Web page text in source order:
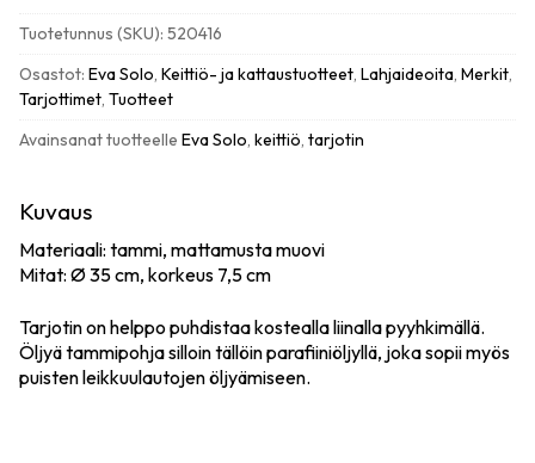
pyöreä
tarjotin,
Ø
tammi
Tuotetunnus (SKU): 520416
Osastot: Eva Solo, Keittiö- ja kattaustuotteet, Lahjaideoita, Merkit,
Tarjottimet, Tuotteet
Avainsanat tuotteelle Eva Solo, keittiö, tarjotin
Kuvaus
Materiaali: tammi, mattamusta muovi
Mitat: Ø 35 cm, korkeus 7,5 cm
Tarjotin on helppo puhdistaa kostealla liinalla pyyhkimällä.
Öljyä tammipohja silloin tällöin parafiiniöljyllä, joka sopii myös
puisten leikkuulautojen öljyämiseen.